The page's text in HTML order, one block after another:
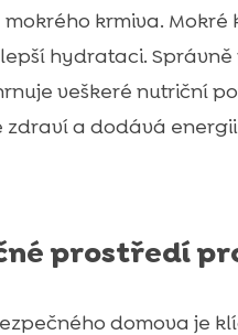
mokrého krmiva. Mokré
hydrataci.
veškeré nutriční
zdraví a dodává
prostředí
domova je